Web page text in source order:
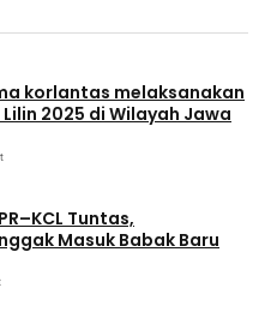
korlantas melaksanakan
2025 di Wilayah Jawa
Tuntas,
Masuk Babak Baru